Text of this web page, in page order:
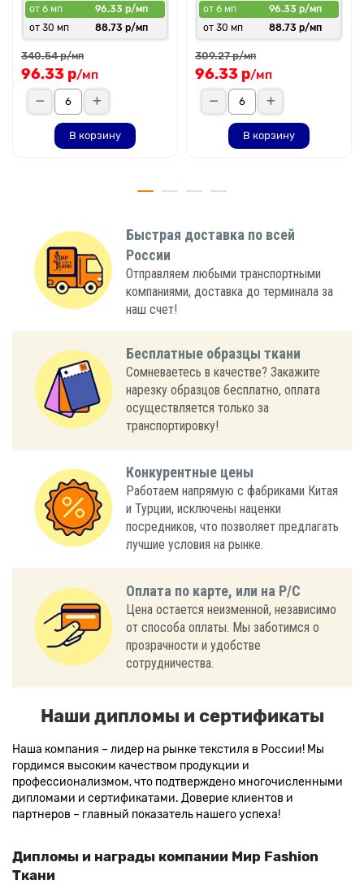
от 6 мп
96.33 р/мп
от 30 мп
88.73 р/мп
340.54 р/мп
96.33 р/мп
В корзину
от 6 мп
96.33 р/мп
от 30 мп
88.73 р/мп
309.27 р/мп
96.33 р/мп
В корзину
Быстрая доставка по всей
России
Отправляем любыми транспортными
компаниями, доставка до терминала за
наш счет!
Бесплатные образцы ткани
Сомневаетесь в качестве? Закажите
нарезку образцов бесплатно, оплата
осуществляется только за
транспортировку!
Конкурентные цены
Работаем напрямую с фабриками Китая
и Турции, исключены наценки
посредников, что позволяет предлагать
лучшие условия на рынке.
Оплата по карте, или на Р/С
Цена остается неизменной, независимо
от способа оплаты. Мы заботимся о
прозрачности и удобстве
сотрудничества.
Наши дипломы и сертификаты
Наша компания – лидер на рынке текстиля в России! Мы
гордимся высоким качеством продукции и
профессионализмом, что подтверждено многочисленными
дипломами и сертификатами. Доверие клиентов и
партнеров – главный показатель нашего успеха!
Дипломы и награды компании Мир Fashion
Ткани